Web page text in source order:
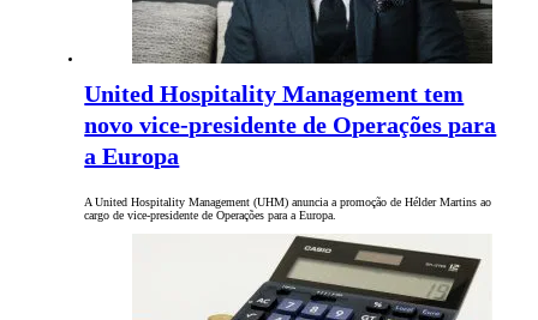
United Hospitality Management tem
novo vice-presidente de Operações para
a Europa
A United Hospitality Management (UHM) anuncia a promoção de Hélder Martins ao
cargo de vice-presidente de Operações para a Europa.